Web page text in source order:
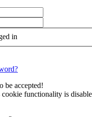
in
be accepted!
functionality is